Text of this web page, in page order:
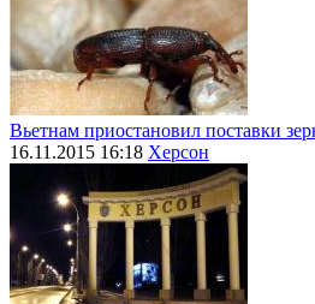
Вьетнам приостановил поставки
16.11.2015 16:18 Херсон